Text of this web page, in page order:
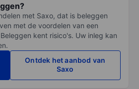
met Saxo, dat is beleggen
met de voordelen van een
kent risico's. Uw inleg kan
Ontdek het aanbod van
Saxo